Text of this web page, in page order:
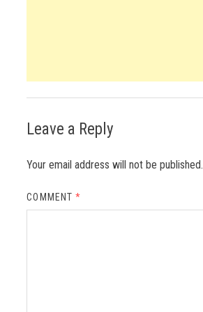
Leave a Reply
Your email address will not be published.
COMMENT*